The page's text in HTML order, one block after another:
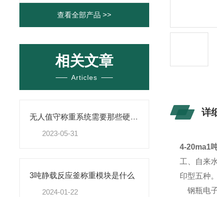
查看全部产品 >>
相关文章
Articles
无人值守称重系统需要那些硬件设备
2023-05-31
3吨静载反应釜称重模块是什么
2024-01-22
详
4-20ma1
工、自来
印型五种
钢瓶电